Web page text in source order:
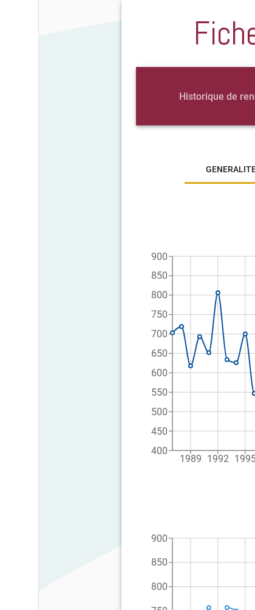
Historique de
1989 1992
400
450
500
550
600
650
700
750
800
850
900
800
850
900